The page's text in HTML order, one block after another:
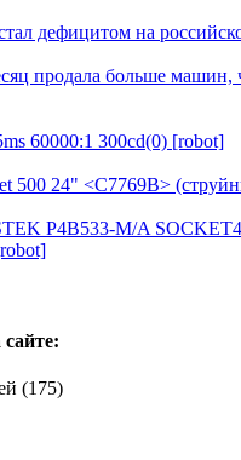
дефицитом на
продала больше машин,
60000:1 300cd(0) [robot]
500 24" <C7769B>
P4B533-M/A
(175)